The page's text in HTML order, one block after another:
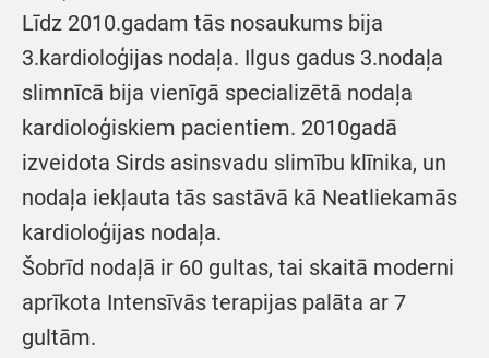
Līdz 2010.gadam tās nosaukums bija
3.kardioloģijas nodaļa. Ilgus gadus 3.nodaļa
slimnīcā bija vienīgā specializētā nodaļa
kardioloģiskiem pacientiem. 2010gadā
izveidota Sirds asinsvadu slimību klīnika, un
nodaļa iekļauta tās sastāvā kā Neatliekamās
kardioloģijas nodaļa.
Šobrīd nodaļā ir 60 gultas, tai skaitā moderni
aprīkota Intensīvās terapijas palāta ar 7
gultām.